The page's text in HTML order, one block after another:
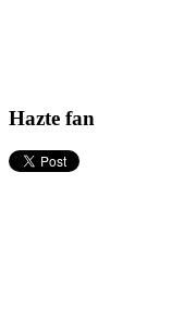
Hazte fan